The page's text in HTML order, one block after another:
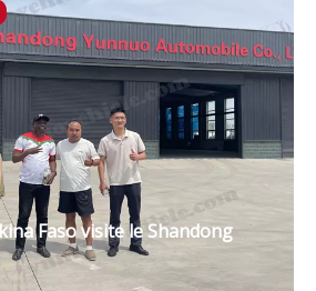
Faso visite le Shandong